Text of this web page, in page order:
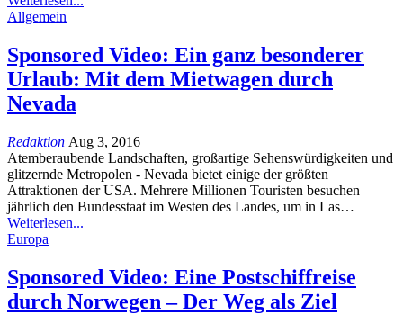
Allgemein
Sponsored Video: Ein ganz besonderer
Urlaub: Mit dem Mietwagen durch
Nevada
Redaktion Aug 3, 2016
Atemberaubende Landschaften, großartige Sehenswürdigkeiten und
glitzernde Metropolen - Nevada bietet einige der größten
Attraktionen der USA. Mehrere Millionen Touristen besuchen
jährlich den Bundesstaat im Westen des Landes, um in Las…
Weiterlesen...
Europa
Sponsored Video: Eine Postschiffreise
durch Norwegen – Der Weg als Ziel